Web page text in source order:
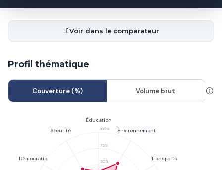
Voir dans le comparateur
Profil thématique
Couverture (%) Volume brut